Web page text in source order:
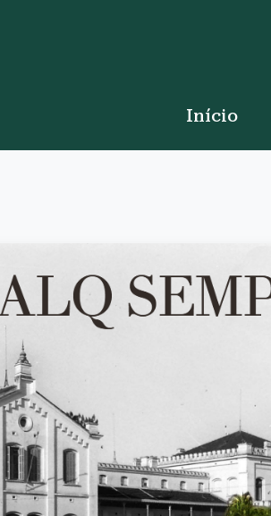
Início